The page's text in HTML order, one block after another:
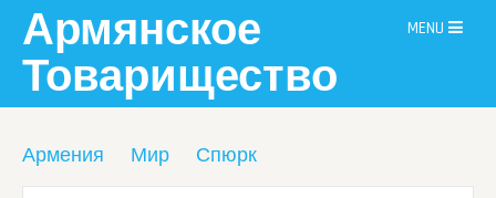
content
Армянское
Товарищество
MENU
Армения Мир Спюрк